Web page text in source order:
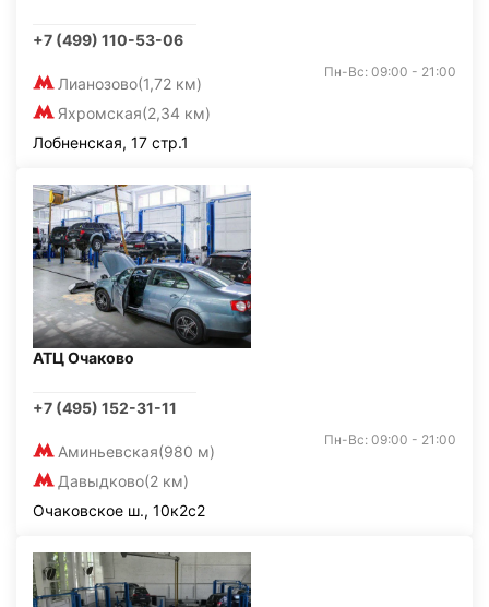
+7 (499) 110-53-06
Лианозово(1,72 км)
Яхромская(2,34 км)
Пн-Вс: 09:00 - 21:00
Лобненская, 17 стр.1
АТЦ Очаково
+7 (495) 152-31-11
Аминьевская(980 м)
Давыдково(2 км)
Пн-Вс: 09:00 - 21:00
Очаковское ш., 10к2с2